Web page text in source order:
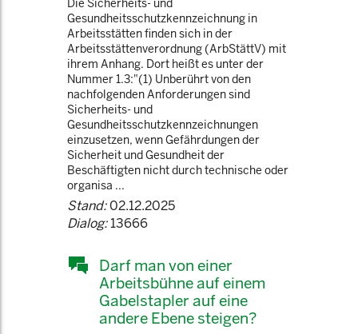
Die Sicherheits- und
Gesundheitsschutzkennzeichnung in
Arbeitsstätten finden sich in der
Arbeitsstättenverordnung (ArbStättV) mit
ihrem Anhang. Dort heißt es unter der
Nummer 1.3:"(1) Unberührt von den
nachfolgenden Anforderungen sind
Sicherheits- und
Gesundheitsschutzkennzeichnungen
einzusetzen, wenn Gefährdungen der
Sicherheit und Gesundheit der
Beschäftigten nicht durch technische oder
organisa ...
Stand:02.12.2025
Dialog:13666
Darf man von einer
Arbeitsbühne auf einem
Gabelstapler auf eine
andere Ebene steigen?